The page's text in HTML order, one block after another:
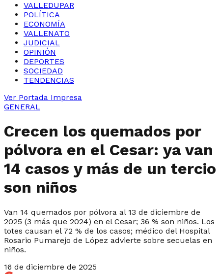
VALLEDUPAR
POLÍTICA
ECONOMÍA
VALLENATO
JUDICIAL
OPINIÓN
DEPORTES
SOCIEDAD
TENDENCIAS
Ver Portada Impresa
GENERAL
Crecen los quemados por
pólvora en el Cesar: ya van
14 casos y más de un tercio
son niños
Van 14 quemados por pólvora al 13 de diciembre de
2025 (3 más que 2024) en el Cesar; 36 % son niños. Los
totes causan el 72 % de los casos; médico del Hospital
Rosario Pumarejo de López advierte sobre secuelas en
niños.
16 de diciembre de 2025